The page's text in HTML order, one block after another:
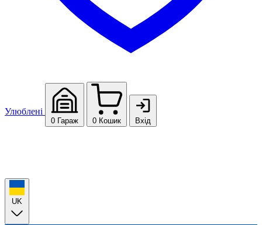
Улюблені
0 Гараж 0 Кошик Вхід